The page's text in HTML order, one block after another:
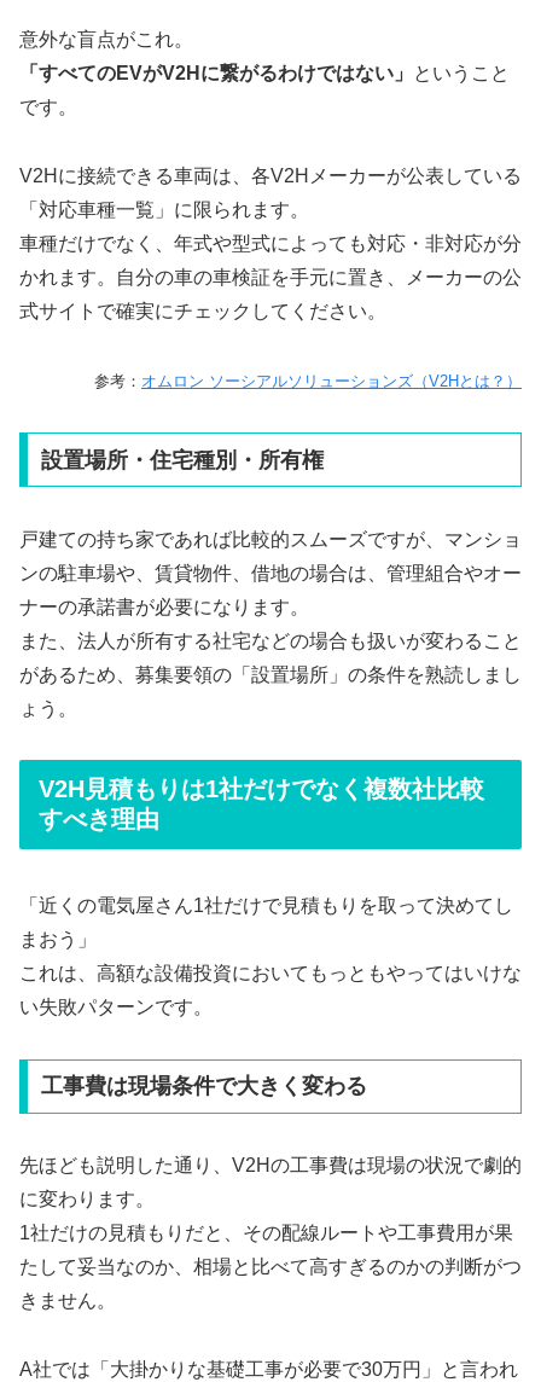
意外な盲点がこれ。
「すべてのEVがV2Hに繋がるわけではない」
ということ
です。
V2Hに接続できる車両は、各V2Hメーカーが公表している
「対応車種一覧」に限られます。
車種だけでなく、年式や型式によっても対応・非対応が分
かれます。自分の車の車検証を手元に置き、メーカーの公
式サイトで確実にチェックしてください。
参考： オムロン ソーシアルソリューションズ（V2Hとは？）
設置場所・住宅種別・所有権
戸建ての持ち家であれば比較的スムーズですが、マンショ
ンの駐車場や、賃貸物件、借地の場合は、管理組合やオー
ナーの承諾書が必要になります。
また、法人が所有する社宅などの場合も扱いが変わること
があるため、募集要領の「設置場所」の条件を熟読しまし
ょう。
V2H見積もりは1社だけでなく複数社比較
すべき理由
「近くの電気屋さん1社だけで見積もりを取って決めてし
まおう」
これは、高額な設備投資においてもっともやってはいけな
い失敗パターンです。
工事費は現場条件で大きく変わる
先ほども説明した通り、V2Hの工事費は現場の状況で劇的
に変わります。
1社だけの見積もりだと、その配線ルートや工事費用が果
たして妥当なのか、相場と比べて高すぎるのかの判断がつ
きません。
A社では「大掛かりな基礎工事が必要で30万円」と言われ